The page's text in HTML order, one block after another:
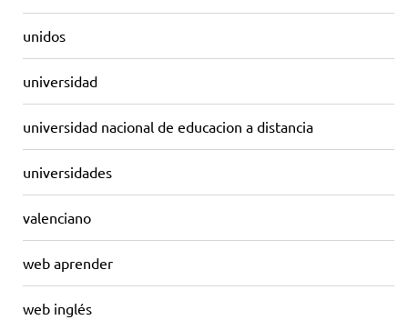
unidos
universidad
universidad nacional de educacion a distancia
universidades
valenciano
web aprender
web inglés